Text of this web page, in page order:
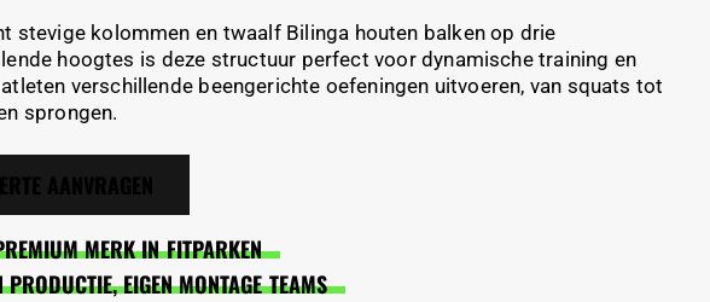
stevige kolommen en twaalf Bilinga houten balken op drie
hoogtes is deze structuur perfect voor dynamische training en
atleten verschillende beengerichte oefeningen uitvoeren, van squats tot
sprongen.
MERK IN FITPARKEN
PRODUCTIE, EIGEN MONTAGE TEAMS